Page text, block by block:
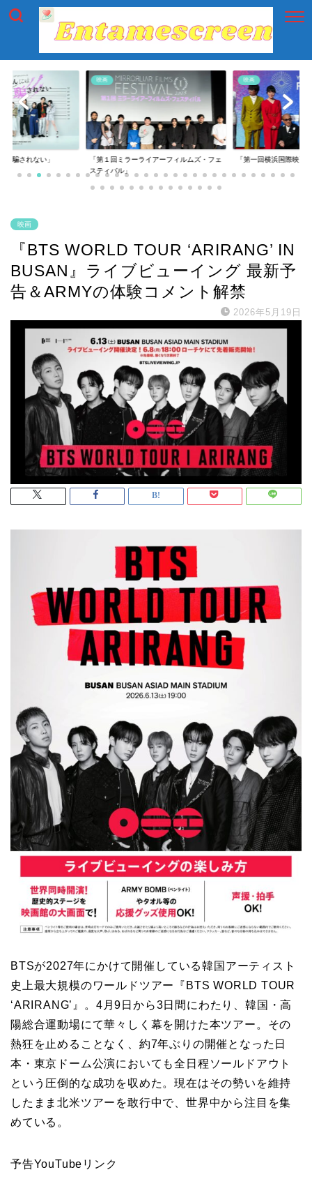
は騙されない」
映画
「第１回ミラーライアーフィルムズ・フェ
スティバル」
映画
「第一回横浜国際映画
映画
『BTS WORLD TOUR ‘ARIRANG’ IN
BUSAN』ライブビューイング 最新予
告＆ARMYの体験コメント解禁
2026年5月19日
BTSが2027年にかけて開催している韓国アーティスト
史上最大規模のワールドツアー『BTS WORLD TOUR
‘ARIRANG’』。4月9日から3日間にわたり、韓国・高
陽総合運動場にて華々しく幕を開けた本ツアー。その
熱狂を止めることなく、約7年ぶりの開催となった日
本・東京ドーム公演においても全日程ソールドアウト
という圧倒的な成功を収めた。現在はその勢いを維持
したまま北米ツアーを敢行中で、世界中から注目を集
めている。
予告YouTubeリンク